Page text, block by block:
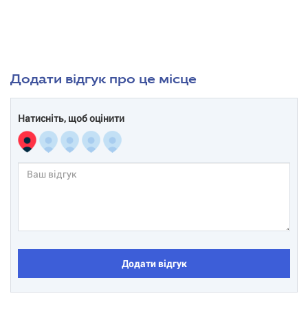
Додати відгук про це місце
Натисніть, щоб оцінити
Додати відгук